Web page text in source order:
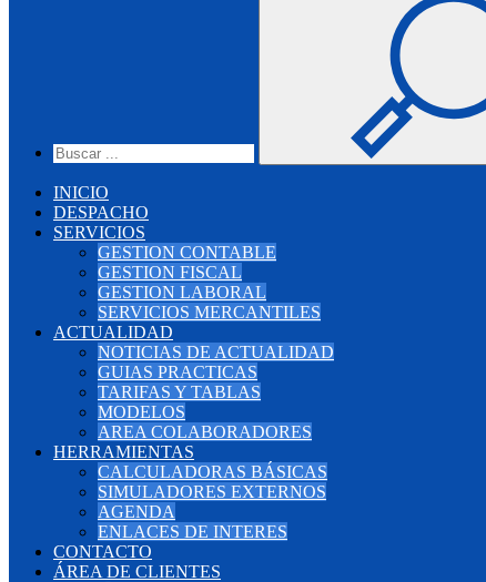
INICIO
DESPACHO
SERVICIOS
GESTION CONTABLE
GESTION FISCAL
GESTION LABORAL
SERVICIOS MERCANTILES
ACTUALIDAD
NOTICIAS DE ACTUALIDAD
GUIAS PRACTICAS
TARIFAS Y TABLAS
MODELOS
AREA COLABORADORES
HERRAMIENTAS
CALCULADORAS BÁSICAS
SIMULADORES EXTERNOS
AGENDA
ENLACES DE INTERES
CONTACTO
ÁREA DE CLIENTES